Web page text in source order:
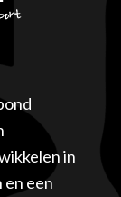
in
en een